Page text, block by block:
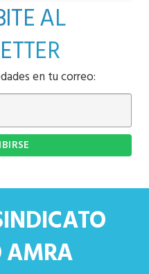
AL
en tu correo:
AMRA